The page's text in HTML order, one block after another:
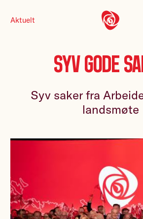
Aktuelt
Syv gode
Syv saker fra
landsmøte